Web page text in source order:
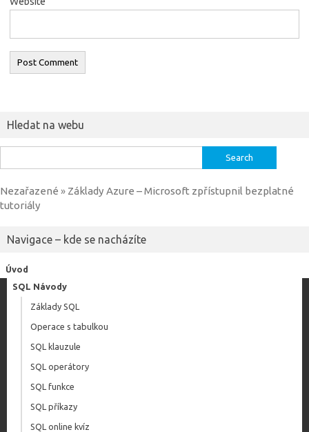
Hledat na webu
for:
Nezařazené » Základy Azure – Microsoft zpřístupnil bezplatné
tutoriály
Navigace – kde se nacházíte
Úvod
SQL Návody
Základy SQL
Operace s tabulkou
SQL klauzule
SQL operátory
SQL funkce
SQL příkazy
SQL online kvíz